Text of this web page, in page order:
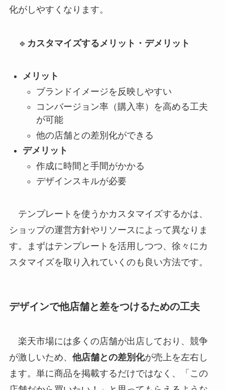
化がしやすくなります。
🔹 カスタマイズするメリット・デメリット
メリット
ブランドイメージを反映しやすい
コンバージョン率（購入率）を高める工夫
が可能
他の店舗との差別化ができる
デメリット
作成に時間と手間がかかる
デザインスキルが必要
テンプレートを使うかカスタマイズするかは、
ショップの運営方針やリソースによって異なりま
す。まずはテンプレートを活用しつつ、徐々にカ
スタマイズを取り入れていくのも良い方法です。
デザインで他店舗と差をつけるための工夫
楽天市場には多くの店舗が出店しており、競争
が激しいため、 他店舗との差別化が売上を左右し
ます。単に商品を掲載するだけではなく、「この